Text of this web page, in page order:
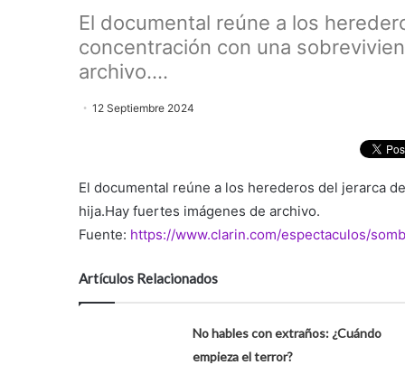
El documental reúne a los
concentración con una
archivo....
12 Septiembre 2024
El documental reúne a los herederos del jerarca
hija.Hay fuertes imágenes de archivo.
Fuente: https://www.clarin.com/espectaculos/
Artículos Relacionados
No hables con extraños: ¿Cuándo
empieza el terror?